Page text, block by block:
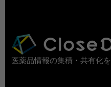
医薬品情報の集積・共有化を